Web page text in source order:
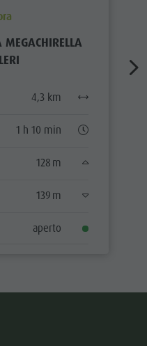
MEGACHIRELLA
4,3 km
1 h 10 min
128 m
139 m
aperto